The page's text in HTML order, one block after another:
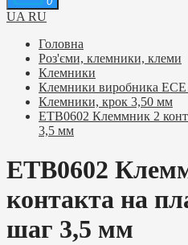
UA RU
Головна
Роз'єми, клемники, клеми
Клемники
Клемники виробника
Клемники, крок 3,50 мм
ETB0602 Клеммник 2
3,5 мм
ETB0602
контакта на
шаг 3,5 мм